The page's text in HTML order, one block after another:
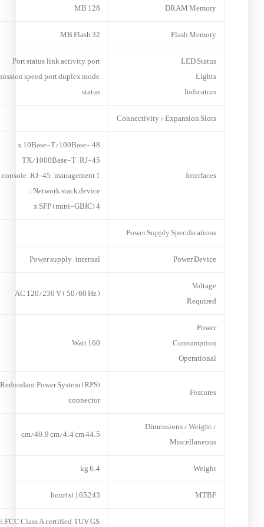
DRAM Memory
128 MB
Flash Memory
32 MB Flash
LED Status
Lights
Indicators
Port status, link activity, port
speed, port duplex mode,
status
Connectivity / Expansion Slots
Interfaces
48 x 10Base-T/100Base-
TX/1000Base-T – RJ-45
1 x console – RJ-45 – management
Network stack device :
4 x SFP (mini-GBIC)
Power Supply Specifications
Power Device
Power supply – internal
Voltage
Required
AC 120/230 V ( 50/60 Hz )
Power
Consumption
Operational
160 Watt
Features
Redundant Power System (RPS)
connector
Dimensions / Weight /
Miscellaneous
44.5 cm/40.9 cm/4.4 cm
Weight
6.4 kg
MTBF
165,243 hour(s)
FCC Class A certified, TUV GS,